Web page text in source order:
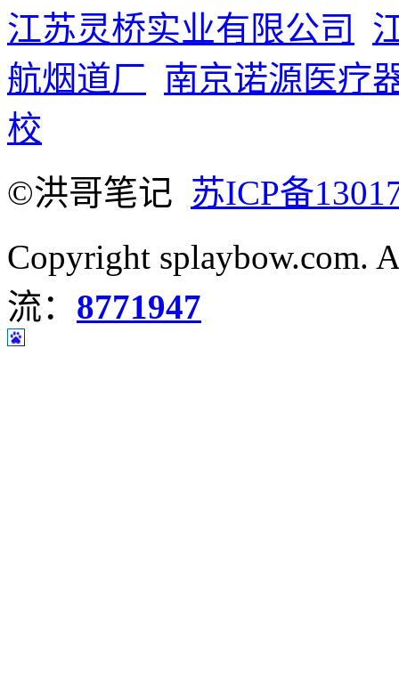
江苏灵桥实业有限公司
航烟道厂 南京诺源医疗
校
©洪哥笔记 苏ICP备
Copyright splaybow.com.
流： 8771947